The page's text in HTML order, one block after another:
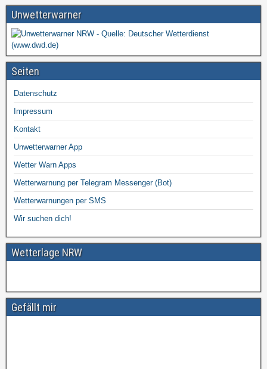
Unwetterwarner
Seiten
Datenschutz
Impressum
Kontakt
Unwetterwarner App
Wetter Warn Apps
Wetterwarnung per Telegram Messenger (Bot)
Wetterwarnungen per SMS
Wir suchen dich!
Wetterlage NRW
Gefällt mir